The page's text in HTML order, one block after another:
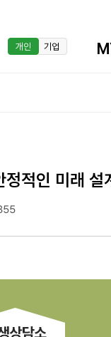
개인 기업
정적인 미래 설